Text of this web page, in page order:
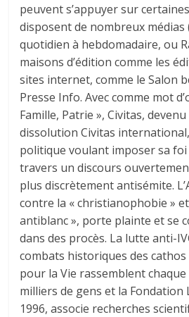
peuvent s’appuyer sur
disposent de nombreux médias
quotidien à hebdomadaire, ou
maisons d’édition comme les
sites internet, comme le Salon
Presse Info. Avec comme mot
Famille, Patrie », Civitas,
dissolution Civitas
politique voulant imposer sa
travers un discours
plus discrètement antisémite.
contre la « christianophobie »
antiblanc », porte plainte et se
dans des procès. La lutte anti-
combats historiques des
pour la Vie rassemblent
milliers de gens et la Fondation
1996, associe recherches